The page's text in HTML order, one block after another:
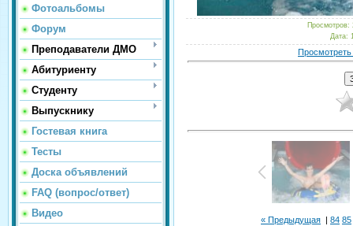
Фотоальбомы
Форум
Преподаватели ДМО
Абитуриенту
Студенту
Выпускнику
Гостевая книга
Тесты
Доска объявлений
FAQ (вопрос/ответ)
Видео
Просмотров:
Дата:
« Предыдущая | 84 85